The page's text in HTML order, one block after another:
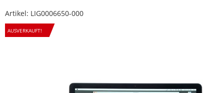
Artikel: LIG0006650-000
AUSVERKAUFT!